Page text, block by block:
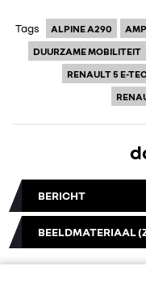
Tags ALPINE A290
DUURZAME MOBILITEIT
RENAULT 5 E-
BERICHT
BEELDMATERIAAL